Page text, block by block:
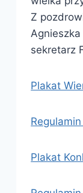
Z
sekretarz
Plakat
Plakat